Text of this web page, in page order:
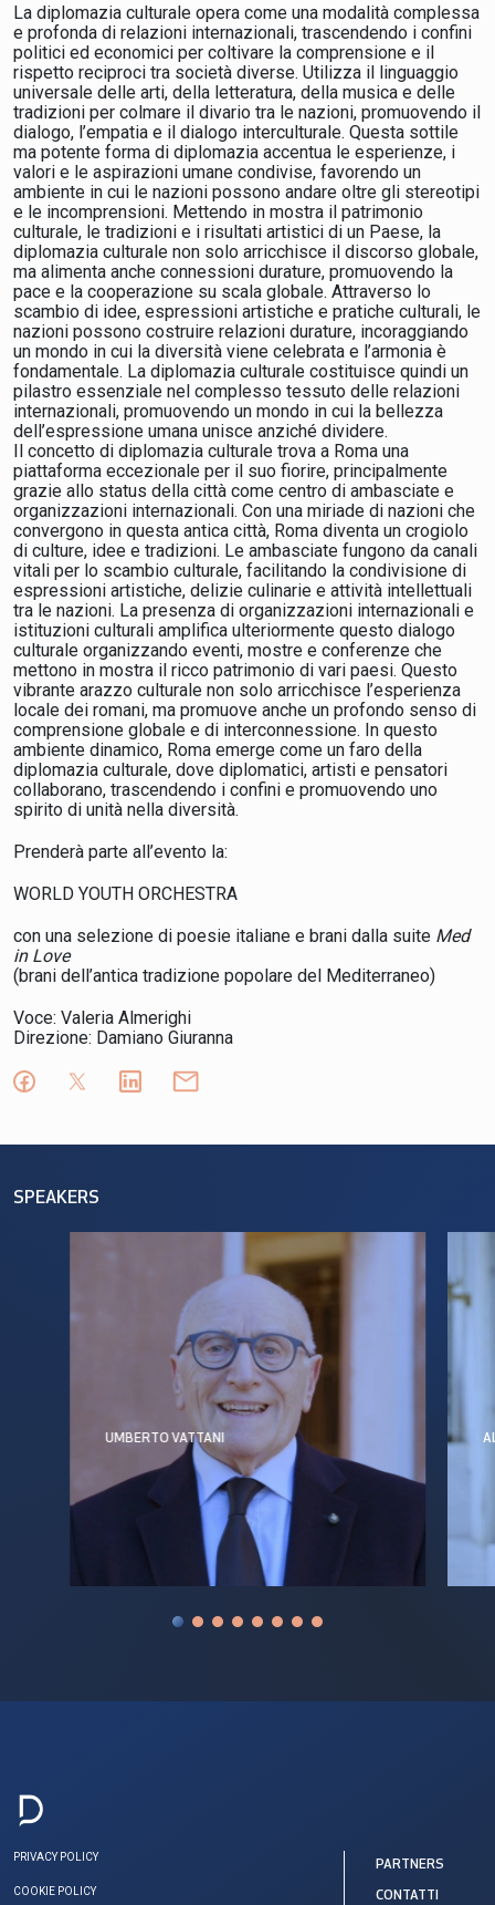
La diplomazia culturale opera come una modalità complessa
e profonda di relazioni internazionali, trascendendo i confini
politici ed economici per coltivare la comprensione e il
rispetto reciproci tra società diverse. Utilizza il linguaggio
universale delle arti, della letteratura, della musica e delle
tradizioni per colmare il divario tra le nazioni, promuovendo il
dialogo, l’empatia e il dialogo interculturale. Questa sottile
ma potente forma di diplomazia accentua le esperienze, i
valori e le aspirazioni umane condivise, favorendo un
ambiente in cui le nazioni possono andare oltre gli stereotipi
e le incomprensioni. Mettendo in mostra il patrimonio
culturale, le tradizioni e i risultati artistici di un Paese, la
diplomazia culturale non solo arricchisce il discorso globale,
ma alimenta anche connessioni durature, promuovendo la
pace e la cooperazione su scala globale. Attraverso lo
scambio di idee, espressioni artistiche e pratiche culturali, le
nazioni possono costruire relazioni durature, incoraggiando
un mondo in cui la diversità viene celebrata e l’armonia è
fondamentale. La diplomazia culturale costituisce quindi un
pilastro essenziale nel complesso tessuto delle relazioni
internazionali, promuovendo un mondo in cui la bellezza
dell’espressione umana unisce anziché dividere.
Il concetto di diplomazia culturale trova a Roma una
piattaforma eccezionale per il suo fiorire, principalmente
grazie allo status della città come centro di ambasciate e
organizzazioni internazionali. Con una miriade di nazioni che
convergono in questa antica città, Roma diventa un crogiolo
di culture, idee e tradizioni. Le ambasciate fungono da canali
vitali per lo scambio culturale, facilitando la condivisione di
espressioni artistiche, delizie culinarie e attività intellettuali
tra le nazioni. La presenza di organizzazioni internazionali e
istituzioni culturali amplifica ulteriormente questo dialogo
culturale organizzando eventi, mostre e conferenze che
mettono in mostra il ricco patrimonio di vari paesi. Questo
vibrante arazzo culturale non solo arricchisce l’esperienza
locale dei romani, ma promuove anche un profondo senso di
comprensione globale e di interconnessione. In questo
ambiente dinamico, Roma emerge come un faro della
diplomazia culturale, dove diplomatici, artisti e pensatori
collaborano, trascendendo i confini e promuovendo uno
spirito di unità nella diversità.
Prenderà parte all’evento la:
WORLD YOUTH ORCHESTRA
con una selezione di poesie italiane e brani dalla suite Med
in Love
(brani dell’antica tradizione popolare del Mediterraneo)
Voce: Valeria Almerighi
Direzione: Damiano Giuranna
SPEAKERS
UMBERTO VATTANI
PRIVACY POLICY
COOKIE POLICY
PARTNERS
CONTATTI